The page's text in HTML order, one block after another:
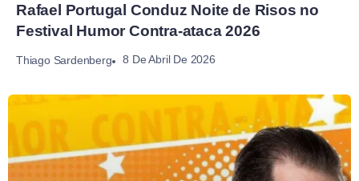
Rafael Portugal Conduz Noite de Risos no
Festival Humor Contra-ataca 2026
Thiago Sardenberg 8 De Abril De 2026